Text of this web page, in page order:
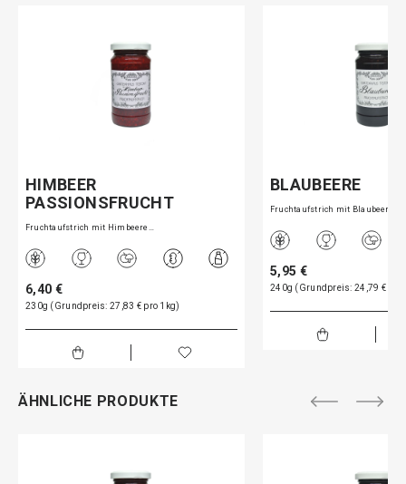
HIMBEER
PASSIONSFRUCHT
Fruchtaufstrich mit Himbeere…
6,40 €
230g (Grundpreis: 27,83 € pro 1kg)
BLAUBEERE
Fruchtaufstrich mit Blaubeeren
5,95 €
240g (Grundpreis: 24,79 € pro
ÄHNLICHE PRODUKTE